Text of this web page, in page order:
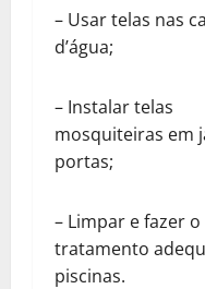
– Usar telas nas
d’água;
– Instalar telas
mosquiteiras em
portas;
– Limpar e fazer o
tratamento
piscinas.